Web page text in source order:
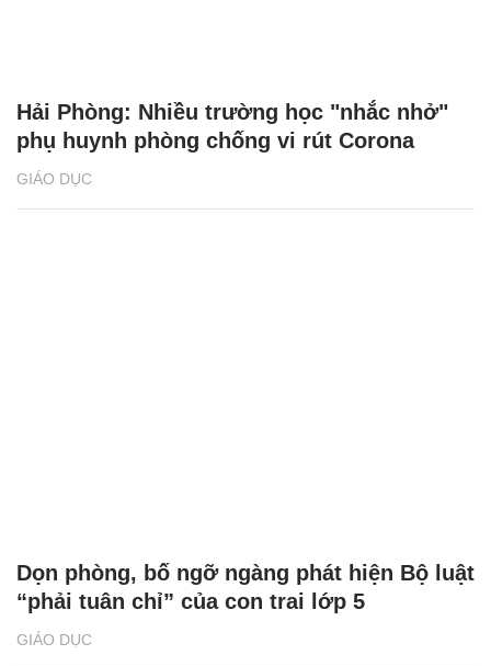
GIÁO DỤC
Hải Phòng: Nhiều trường học "nhắc nhở"
phụ huynh phòng chống vi rút Corona
GIÁO DỤC
Dọn phòng, bố ngỡ ngàng phát hiện Bộ luật
“phải tuân chỉ” của con trai lớp 5